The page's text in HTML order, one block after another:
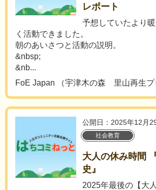
レポート
予想していたより
く活動できました。
朝のあいさつと活動の説明。
&nbsp;
&nb...
FoE Japan （宇津木の森 里山再生プ
公開日：2025年12月
社会教育
大人の休み時間
史』
2025年最後の【大